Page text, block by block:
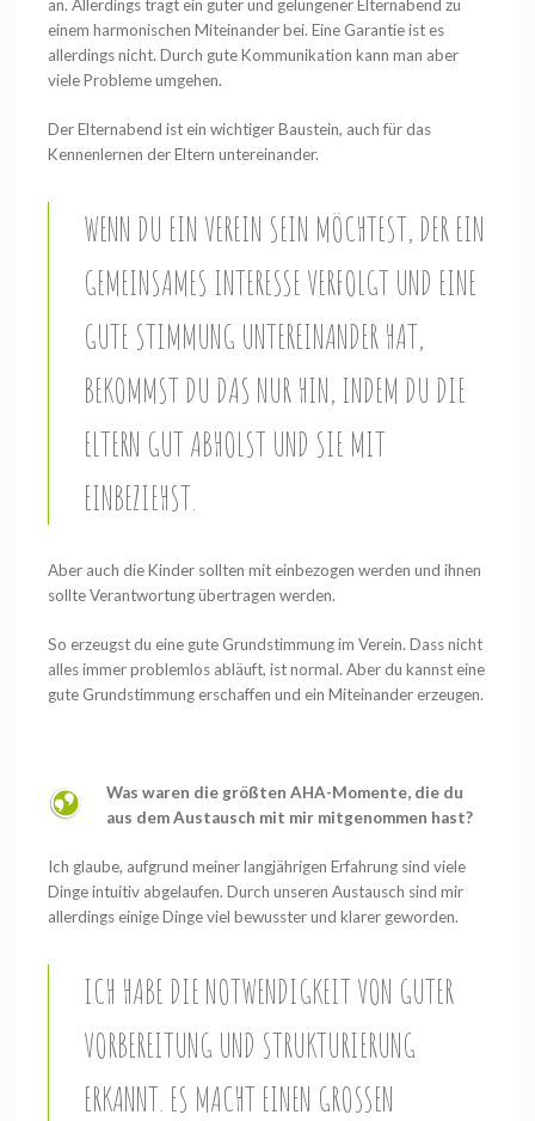
an. Allerdings trägt ein guter und gelungener Elternabend zu
einem harmonischen Miteinander bei. Eine Garantie ist es
allerdings nicht. Durch gute Kommunikation kann man aber
viele Probleme umgehen.
Der Elternabend ist ein wichtiger Baustein, auch für das
Kennenlernen der Eltern untereinander.
WENN DU EIN VEREIN SEIN MÖCHTEST, DER EIN
GEMEINSAMES INTERESSE VERFOLGT UND EINE
GUTE STIMMUNG UNTEREINANDER HAT,
BEKOMMST DU DAS NUR HIN, INDEM DU DIE
ELTERN GUT ABHOLST UND SIE MIT
EINBEZIEHST.
Aber auch die Kinder sollten mit einbezogen werden und ihnen
sollte Verantwortung übertragen werden.
So erzeugst du eine gute Grundstimmung im Verein. Dass nicht
alles immer problemlos abläuft, ist normal. Aber du kannst eine
gute Grundstimmung erschaffen und ein Miteinander erzeugen.
Was waren die größten AHA-Momente, die du
aus dem Austausch mit mir mitgenommen hast?
Ich glaube, aufgrund meiner langjährigen Erfahrung sind viele
Dinge intuitiv abgelaufen. Durch unseren Austausch sind mir
allerdings einige Dinge viel bewusster und klarer geworden.
ICH HABE DIE NOTWENDIGKEIT VON GUTER
VORBEREITUNG UND STRUKTURIERUNG
ERKANNT. ES MACHT EINEN GROSSEN U